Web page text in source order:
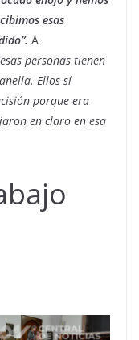
esas
A
personas tienen
Ellos sí
porque era
en claro en esa